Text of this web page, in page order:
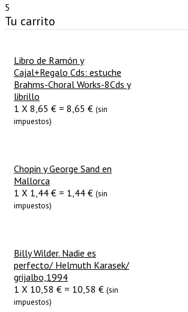
5
Tu carrito
Libro de Ramón y
Cajal+Regalo Cds: estuche
Brahms-Choral Works-8Cds y
librillo
1 X 8,65 € = 8,65 € (sin
impuestos)
Chopin y George Sand en
Mallorca
1 X 1,44 € = 1,44 € (sin
impuestos)
Billy Wilder. Nadie es
perfecto/ Helmuth Karasek/
grijalbo,1994
1 X 10,58 € = 10,58 € (sin
impuestos)